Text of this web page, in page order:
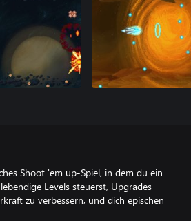
Shoot 'em up-Spiel, in dem du ein
Levels steuerst, Upgrades
zu verbessern, und dich epischen